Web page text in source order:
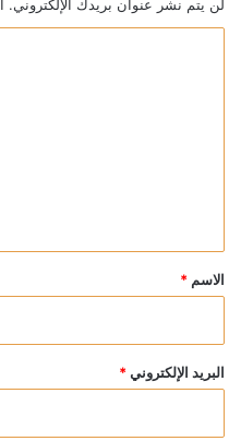
لن يتم نشر عنوان بريدك الإلكتروني.
*
الاسم *
البريد الإلكتروني *